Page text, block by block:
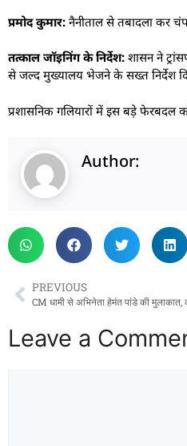
प्रमोद कुमार: नैनीताल से तबादला कर
तत्काल जॉइनिंग के निर्देश: शासन ने
से जल्द मुख्यालय भेजने के सख्त निर्देश
प्रशासनिक गलियारों में इस बड़े फेरबदल
Author:
PREVIOUS
CM धामी से अभिनेता हेमंत पांडे की मुलाकात,
Leave a